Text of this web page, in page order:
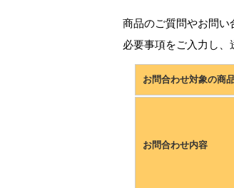
商品のご質問やお問い
必要事項をご入力し、
お問合わせ対象の商
お問合わせ内容